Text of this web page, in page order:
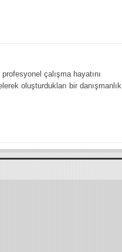
çalışma hayatını
oluşturdukları bir danışmanlık